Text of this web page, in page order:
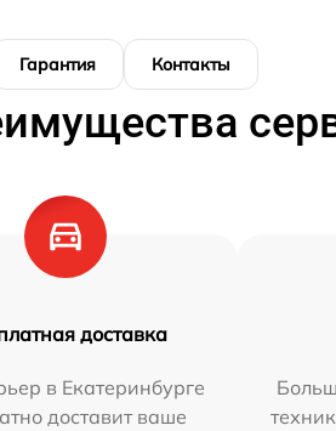
Гарантия Контакты
доставка
в Екатеринбурге
доставит ваше